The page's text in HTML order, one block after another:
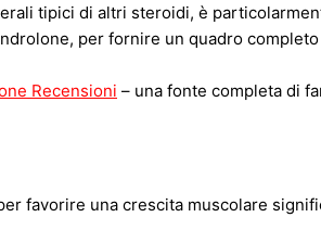
tipici di altri steroidi, è
per fornire un quadro
Recensioni – una fonte completa di
favorire una crescita muscolare